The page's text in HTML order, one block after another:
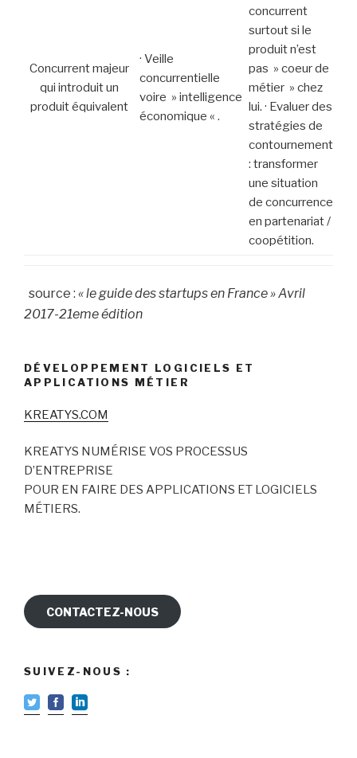
Concurrent majeur
qui introduit un
produit équivalent
· Veille
concurrentielle
voire » intelligence
économique « .
concurrent
surtout si le
produit n’est
pas » coeur de
métier » chez
lui. · Evaluer des
stratégies de
contournement
: transformer
une situation
de concurrence
en partenariat /
coopétition.
source : « le guide des startups en France » Avril
2017-21eme édition
DÉVELOPPEMENT LOGICIELS ET
APPLICATIONS MÉTIER
KREATYS.COM
KREATYS NUMÉRISE VOS PROCESSUS
D’ENTREPRISE
POUR EN FAIRE DES APPLICATIONS ET LOGICIELS
MÉTIERS.
CONTACTEZ-NOUS
SUIVEZ-NOUS :